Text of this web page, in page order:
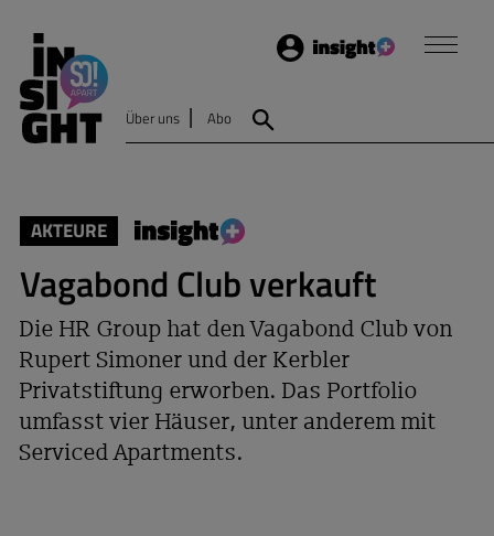
Login
Über uns Abo
AKTEURE
Vagabond Club verkauft
Die HR Group hat den Vagabond Club von
Rupert Simoner und der Kerbler
Privatstiftung erworben. Das Portfolio
umfasst vier Häuser, unter anderem mit
Serviced Apartments.